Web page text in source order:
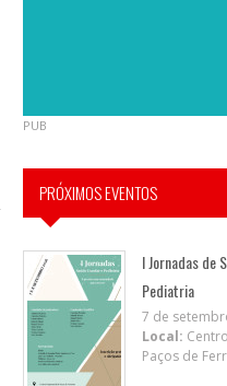
PUB
PRÓXIMOS EVENTOS
I Jornadas de
Pediatria
7 de
Local:
Paços de